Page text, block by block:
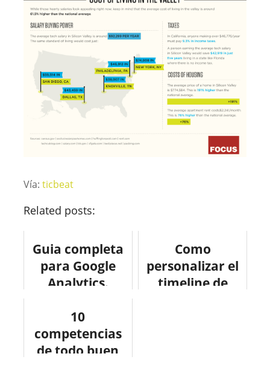
Vía: ticbeat
Related posts:
Guia completa
para Google
Analytics.
#productividad
Como
personalizar el
timeline de
10
competencias
de todo buen